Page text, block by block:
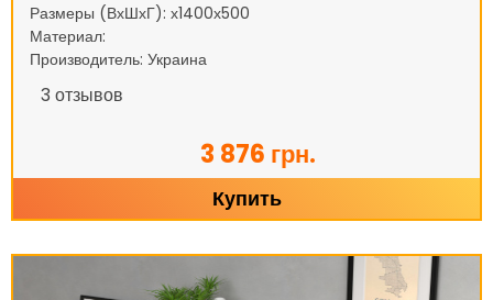
Размеры (ВхШхГ): х1400х500
Материал:
Производитель: Украина
3 отзывов
3 876 грн.
Купить